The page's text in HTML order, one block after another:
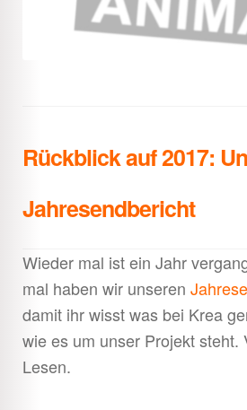
Rückblick auf 2017:
Jahresendbericht
Wieder mal ist ein Jahr
mal haben wir unseren
damit ihr wisst was bei Krea
wie es um unser Projekt steht.
Lesen.